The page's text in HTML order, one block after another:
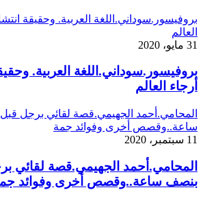
بروفيسور.سوداني.اللغة العربية. وحقيقة
العالم
31 مايو، 2020
بروفيسور.سوداني.اللغة العربية.
أرجاء العالم
المحامي.أحمد الجهيمي.قصة لقائي برجل
ساعة..وقصص أخرى وفوائد جمة
11 سبتمبر، 2020
المحامي.أحمد الجهيمي.قصة لقائي
بنصف ساعة..وقصص أخرى وفوائد